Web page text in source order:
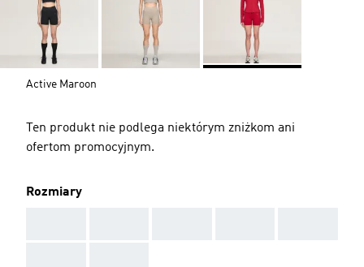
Active Maroon
Ten produkt nie podlega niektórym zniżkom ani
ofertom promocyjnym.
Rozmiary